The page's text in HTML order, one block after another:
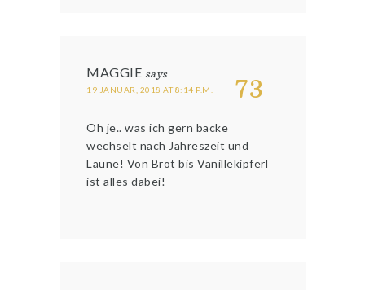
73
MAGGIE says
19 JANUAR, 2018 AT 8:14 P.M.
Oh je.. was ich gern backe
wechselt nach Jahreszeit und
Laune! Von Brot bis Vanillekipferl
ist alles dabei!